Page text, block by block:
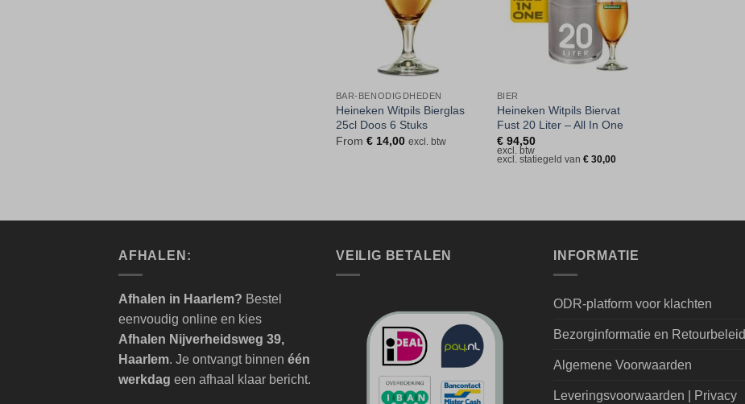
BAR-BENODIGDHEDEN
Heineken Witpils Bierglas
25cl Doos 6 Stuks
From €14,00 excl. btw
BIER
Heineken Witpils Biervat
Fust 20 Liter – All In One
€94,50
excl. btw
excl. statiegeld van €30,00
AFHALEN:
Afhalen in Haarlem? Bestel
eenvoudig online en kies
Afhalen Nijverheidsweg 39,
Haarlem. Je ontvangt binnen één
werkdag een afhaal klaar bericht.
VEILIG BETALEN INFORMATIE
ODR-platform voor klachten
Bezorginformatie en Retourbeleid
Algemene Voorwaarden
Leveringsvoorwaarden | Privacy